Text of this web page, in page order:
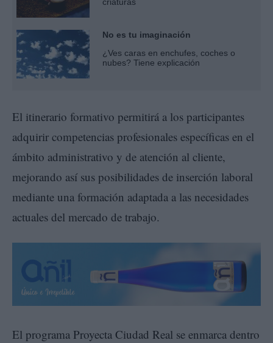
No es tu imaginación
¿Ves caras en enchufes, coches o
nubes? Tiene explicación
El itinerario formativo permitirá a los participantes
adquirir competencias profesionales específicas en el
ámbito administrativo y de atención al cliente,
mejorando así sus posibilidades de inserción laboral
mediante una formación adaptada a las necesidades
actuales del mercado de trabajo.
El programa Proyecta Ciudad Real se enmarca dentro